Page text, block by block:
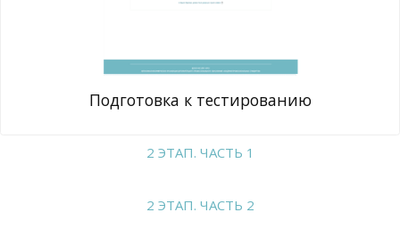
Подготовка к тестированию
2 ЭТАП. ЧАСТЬ 1
2 ЭТАП. ЧАСТЬ 2